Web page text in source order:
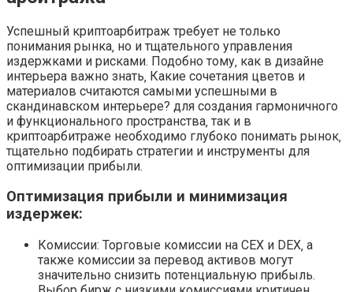
Успешный криптоарбитраж требует не только
понимания рынка‚ но и тщательного управления
издержками и рисками. Подобно тому‚ как в дизайне
интерьера важно знать‚ Какие сочетания цветов и
материалов считаются самыми успешными в
скандинавском интерьере? для создания гармоничного
и функционального пространства‚ так и в
криптоарбитраже необходимо глубоко понимать рынок‚
тщательно подбирать стратегии и инструменты для
оптимизации прибыли.
Оптимизация прибыли и минимизация
издержек:
Комиссии: Торговые комиссии на CEX и DEX‚ а
также комиссии за перевод активов могут
значительно снизить потенциальную прибыль.